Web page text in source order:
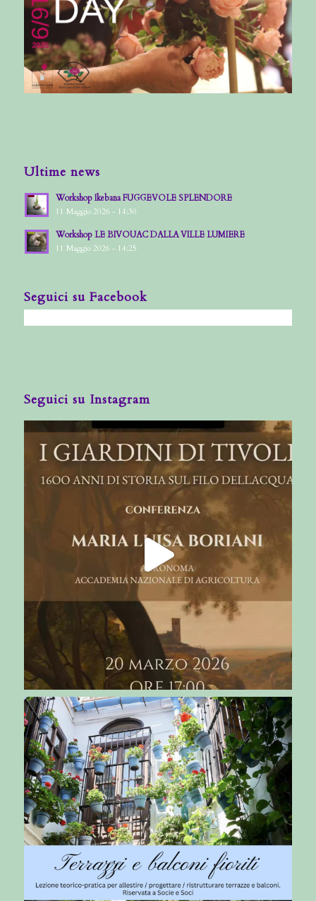
Ultime news
Workshop Ikebana FUGGEVOLE SPLENDORE
11 Maggio 2026 - 14:30
Workshop LE BIVOUAC DALLA VILLE LUMIERE
11 Maggio 2026 - 14:25
Seguici su Facebook
Seguici su Instagram